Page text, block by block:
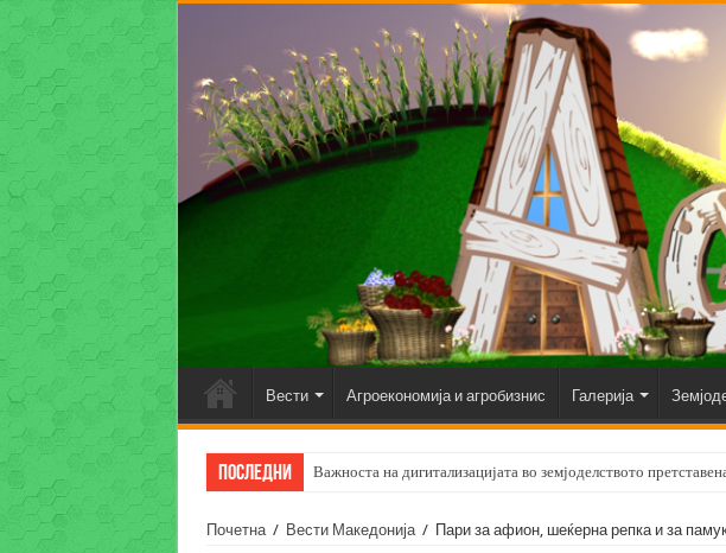
Вести Агроекономија и агробизнис Галерија
Последни Важноста на дигитализацијата во земјоделството
Почетна / Вести Македонија / Пари за афион, шеќерна репка и за